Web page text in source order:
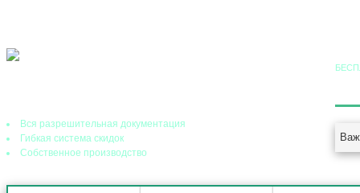
Вся разрешительная документация
Гибкая система скидок
Собственное производство